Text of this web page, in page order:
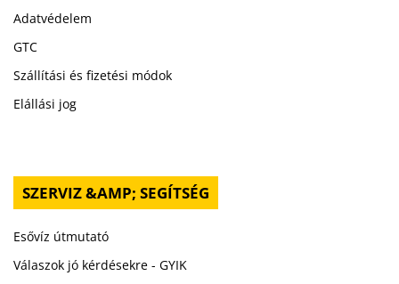
Adatvédelem
GTC
Szállítási és fizetési módok
Elállási jog
SZERVIZ &AMP; SEGÍTSÉG
Esővíz útmutató
Válaszok jó kérdésekre - GYIK